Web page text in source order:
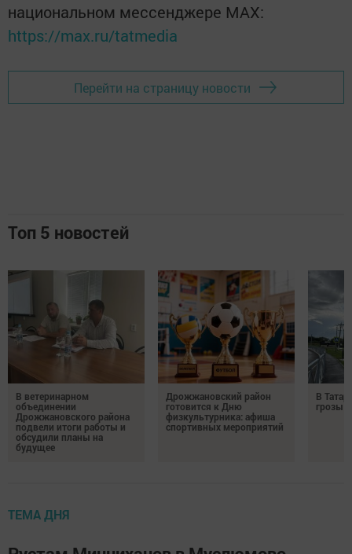
национальном мессенджере MАХ:
https://max.ru/tatmedia
Перейти на страницу новости
Топ 5 новостей
В ветеринарном
объединении
Дрожжановского района
подвели итоги работы и
обсудили планы на
будущее
Дрожжановский район
готовится к Дню
физкультурника: афиша
спортивных мероприятий
В
грозы
ТЕМА ДНЯ